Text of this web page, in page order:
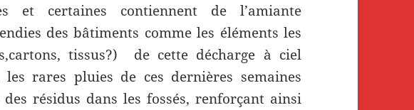
et certaines contiennent de l’amiante
des bâtiments comme les éléments les
tissus?) de cette décharge à ciel
rares pluies de ces dernières semaines
résidus dans les fossés, renforçant ainsi